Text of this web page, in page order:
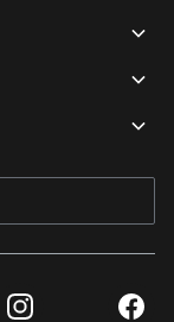
Instagram